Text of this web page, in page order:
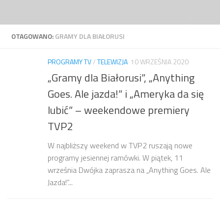
OTAGOWANO:GRAMY DLA BIAŁORUSI
PROGRAMY TV/TELEWIZJA 10 WRZEŚNIA 2020
„Gramy dla Białorusi”, „Anything
Goes. Ale jazda!” i „Ameryka da się
lubić” – weekendowe premiery
TVP2
W najbliższy weekend w TVP2 ruszają nowe
programy jesiennej ramówki. W piątek, 11
września Dwójka zaprasza na „Anything Goes. Ale
Jazda!”...